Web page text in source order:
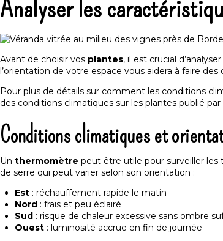
Analyser les
Avant de choisir vos plantes, il est crucial
l’orientation de votre espace vous aidera à faire des
Pour plus de détails sur comment les conditions
des conditions climatiques sur les plantes publié par
Conditions climatiques et
Un thermomètre peut être utile pour surveiller
de serre qui peut varier selon son orientation :
Est: réchauffement rapide le matin
Nord: frais et peu éclairé
Sud: risque de chaleur excessive sans ombre
Ouest: luminosité accrue en fin de journée